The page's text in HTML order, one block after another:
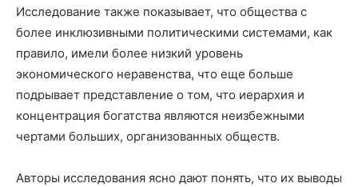
Исследование также показывает, что общества с
более инклюзивными политическими системами, как
правило, имели более низкий уровень
экономического неравенства, что еще больше
подрывает представление о том, что иерархия и
концентрация богатства являются неизбежными
чертами больших, организованных обществ.
Авторы исследования ясно дают понять, что их выводы